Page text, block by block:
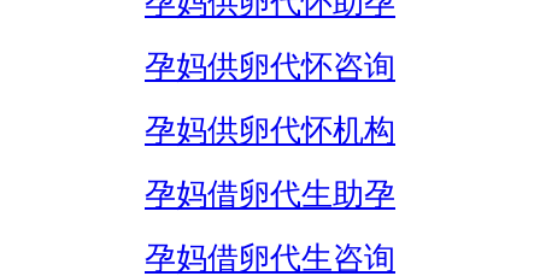
孕妈供卵代怀咨询
孕妈供卵代怀机构
孕妈借卵代生助孕
孕妈借卵代生咨询